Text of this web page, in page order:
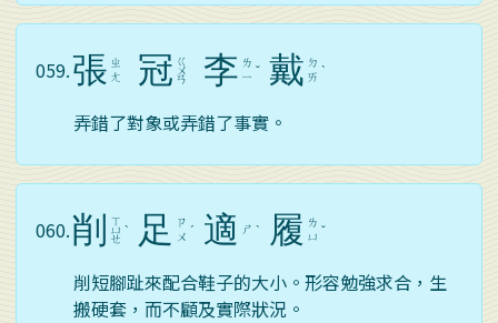
059.張 ㄓ
ㄤ
冠 ㄍ
ㄨ
ㄢ 李 ㄌ
ㄧ ˇ 戴 ㄉ
ㄞ ˋ
弄錯了對象或弄錯了事實。
060.削 ㄒ
ㄩ
ㄝ
ˋ 足
ㄗ
ㄨ ˊ 適 ㄕ ˋ 履 ㄌ
ㄩ ˇ
削短腳趾來配合鞋子的大小。形容勉強求合，生
搬硬套，而不顧及實際狀況。